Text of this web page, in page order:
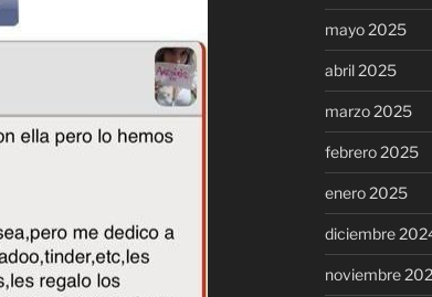
mayo 2025
abril 2025
marzo 2025
febrero 2025
enero 2025
diciembre
noviembre